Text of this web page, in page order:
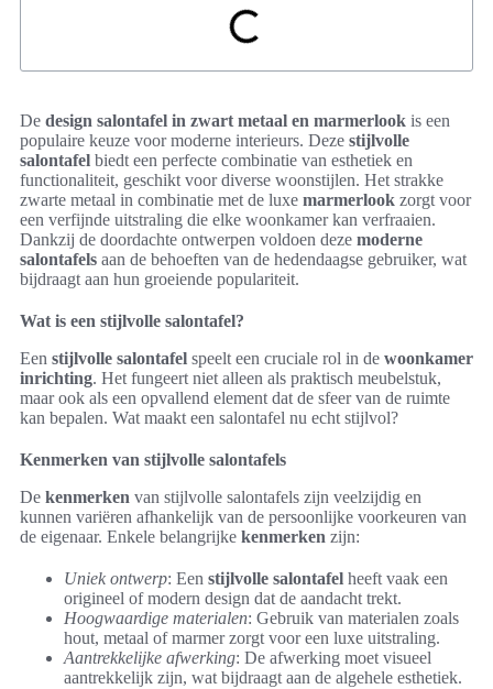
De design salontafel in zwart metaal en marmerlook is een
populaire keuze voor moderne interieurs. Deze stijlvolle
salontafel biedt een perfecte combinatie van esthetiek en
functionaliteit, geschikt voor diverse woonstijlen. Het strakke
zwarte metaal in combinatie met de luxe marmerlook zorgt voor
een verfijnde uitstraling die elke woonkamer kan verfraaien.
Dankzij de doordachte ontwerpen voldoen deze moderne
salontafels aan de behoeften van de hedendaagse gebruiker, wat
bijdraagt aan hun groeiende populariteit.
Wat is een stijlvolle salontafel?
Een stijlvolle salontafel speelt een cruciale rol in de woonkamer
inrichting. Het fungeert niet alleen als praktisch meubelstuk,
maar ook als een opvallend element dat de sfeer van de ruimte
kan bepalen. Wat maakt een salontafel nu echt stijlvol?
Kenmerken van stijlvolle salontafels
De kenmerken van stijlvolle salontafels zijn veelzijdig en
kunnen variëren afhankelijk van de persoonlijke voorkeuren van
de eigenaar. Enkele belangrijke kenmerken zijn:
Uniek ontwerp: Een stijlvolle salontafel heeft vaak een
origineel of modern design dat de aandacht trekt.
Hoogwaardige materialen: Gebruik van materialen zoals
hout, metaal of marmer zorgt voor een luxe uitstraling.
Aantrekkelijke afwerking: De afwerking moet visueel
aantrekkelijk zijn, wat bijdraagt aan de algehele esthetiek.